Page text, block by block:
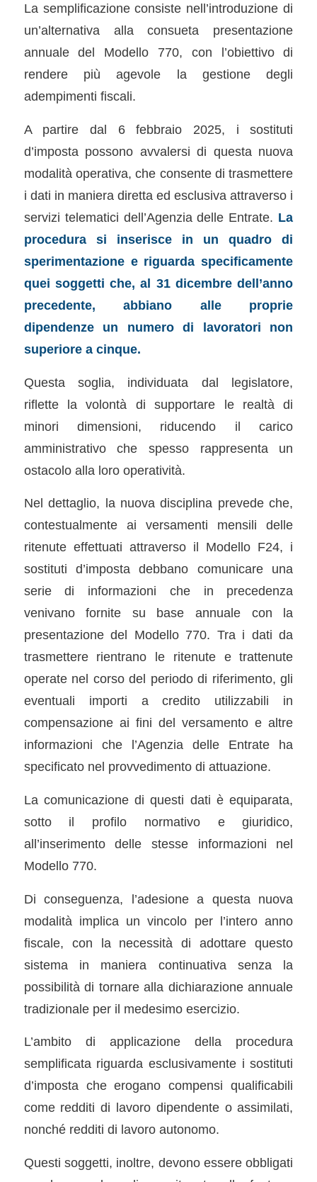
La semplificazione consiste nell’introduzione di
un’alternativa alla consueta presentazione
annuale del Modello 770, con l’obiettivo di
rendere più agevole la gestione degli
adempimenti fiscali.
A partire dal 6 febbraio 2025, i sostituti
d’imposta possono avvalersi di questa nuova
modalità operativa, che consente di trasmettere
i dati in maniera diretta ed esclusiva attraverso i
servizi telematici dell’Agenzia delle Entrate. La
procedura si inserisce in un quadro di
sperimentazione e riguarda specificamente
quei soggetti che, al 31 dicembre dell’anno
precedente, abbiano alle proprie
dipendenze un numero di lavoratori non
superiore a cinque.
Questa soglia, individuata dal legislatore,
riflette la volontà di supportare le realtà di
minori dimensioni, riducendo il carico
amministrativo che spesso rappresenta un
ostacolo alla loro operatività.
Nel dettaglio, la nuova disciplina prevede che,
contestualmente ai versamenti mensili delle
ritenute effettuati attraverso il Modello F24, i
sostituti d’imposta debbano comunicare una
serie di informazioni che in precedenza
venivano fornite su base annuale con la
presentazione del Modello 770. Tra i dati da
trasmettere rientrano le ritenute e trattenute
operate nel corso del periodo di riferimento, gli
eventuali importi a credito utilizzabili in
compensazione ai fini del versamento e altre
informazioni che l’Agenzia delle Entrate ha
specificato nel provvedimento di attuazione.
La comunicazione di questi dati è equiparata,
sotto il profilo normativo e giuridico,
all’inserimento delle stesse informazioni nel
Modello 770.
Di conseguenza, l’adesione a questa nuova
modalità implica un vincolo per l’intero anno
fiscale, con la necessità di adottare questo
sistema in maniera continuativa senza la
possibilità di tornare alla dichiarazione annuale
tradizionale per il medesimo esercizio.
L’ambito di applicazione della procedura
semplificata riguarda esclusivamente i sostituti
d’imposta che erogano compensi qualificabili
come redditi di lavoro dipendente o assimilati,
nonché redditi di lavoro autonomo.
Questi soggetti, inoltre, devono essere obbligati